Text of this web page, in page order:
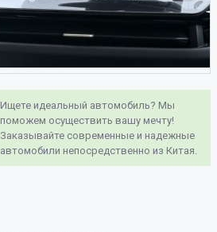
Ищете идеальный автомобиль? Мы
поможем осуществить вашу мечту!
Заказывайте современные и надежные
автомобили непосредственно из Китая.